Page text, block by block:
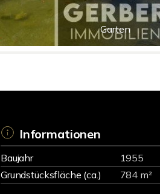
Garten
Informationen
Baujahr 1955
Grundstücksfläche (ca.)
784 m²